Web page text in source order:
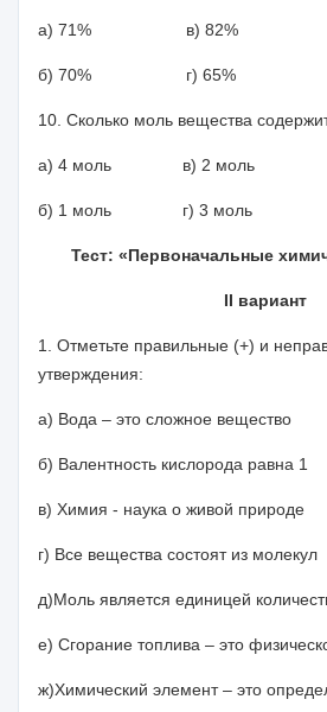
а) 71% в) 82%
б) 70% г) 65%
10. Сколько моль вещества
а) 4 моль в) 2 моль
б) 1 моль г) 3 моль
Тест: «Первоначальные
II вариант
1. Отметьте правильные (+) и
утверждения:
а) Вода – это сложное вещество
б) Валентность кислорода равна 1
в) Химия - наука о живой природе
г) Все вещества состоят из молекул
д)Моль является единицей
е) Сгорание топлива – это
ж)Химический элемент – это